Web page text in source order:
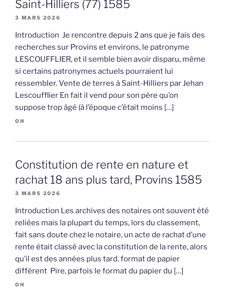
Saint-Hilliers (77) 1585
3 MARS 2026
Introduction Je rencontre depuis 2 ans que je fais des
recherches sur Provins et environs, le patronyme
LESCOUFFLIER, et il semble bien avoir disparu, même
si certains patronymes actuels pourraient lui
ressembler. Vente de terres à Saint-Hilliers par Jehan
Lescoufflier En fait il vend pour son père qu’on
suppose trop âgé (à l’époque c’était moins […]
OH
Constitution de rente en nature et
rachat 18 ans plus tard, Provins 1585
3 MARS 2026
Introduction Les archives des notaires ont souvent été
reliées mais la plupart du temps, lors du classement,
fait sans doute chez le notaire, un acte de rachat d’une
rente était classé avec la constitution de la rente, alors
qu’il est des années plus tard. format de papier
différent Pire, parfois le format du papier du […]
OH